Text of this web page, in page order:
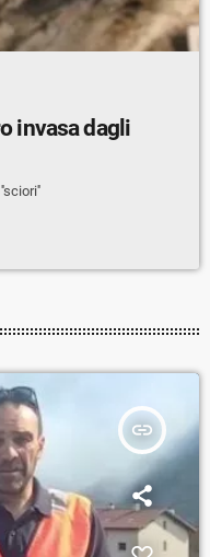
invasa dagli
insert_link